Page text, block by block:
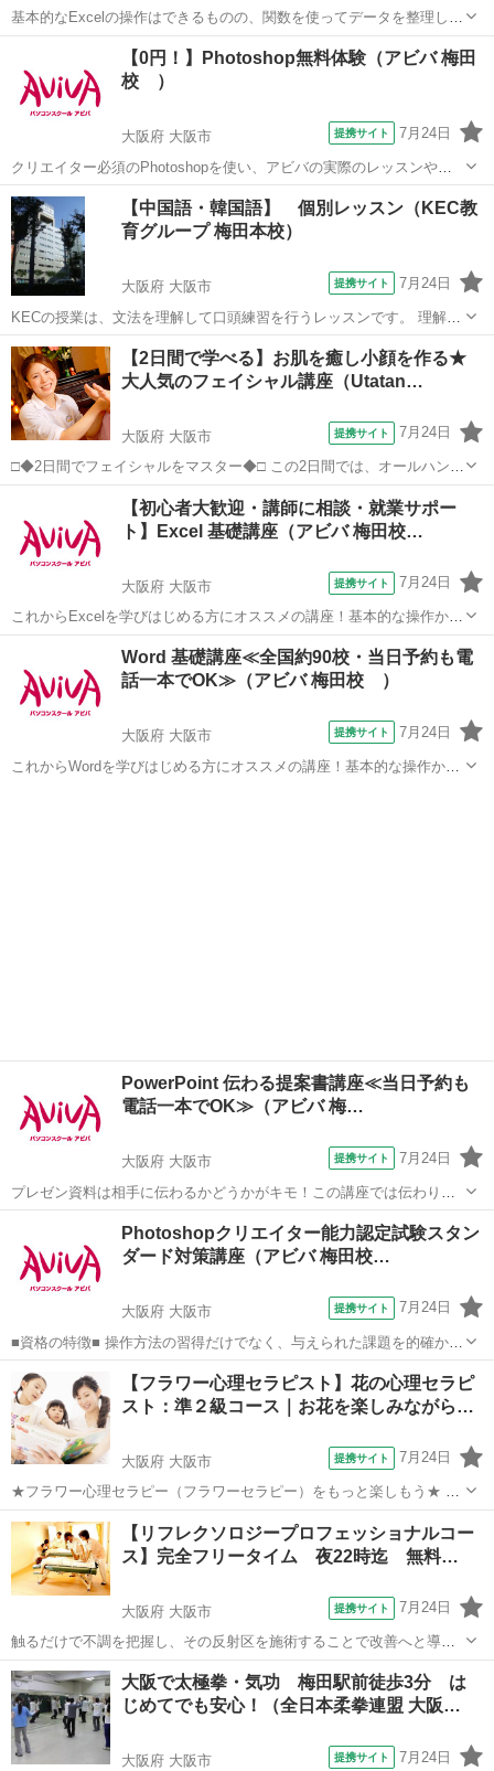
基本的なExcelの操作はできるものの、関数を使ってデータを整理した
り、見栄えや使いやすさなどの編集方法を学びたい方にオススメの講
数、文字列操作関数、日付/...
エクセル
【0円！】Photoshop無料体験（アビバ 梅田
校 ）
大阪府 大阪市 提携サイト 7月24日
クリエイター必須のPhotoshopを使い、アビバの実際のレッスンや教
室の雰囲気を無料で体験♪ 暗めの失敗写真に補正をかけて元通りにし
たり、複数写真を組み合わせ合成写真を作る体験など、あなたに合っ
たメニューで体験していただけます！
大阪 大阪市 その他
【中国語・韓国語】 個別レッスン（KEC教
育グループ 梅田本校）
大阪府 大阪市 提携サイト 7月24日
KECの授業は、文法を理解して口頭練習を行うレッスンです。 理解し
た内容を使って何度も何度も発話。 文法や発音に自信のない人も文法
理解と発話練習で会話力を確実に養成することができます。
大阪 大阪市 中国語
【2日間で学べる】お肌を癒し小顔を作る★
大人気のフェイシャル講座（Utatan…
大阪府 大阪市 提携サイト 7月24日
□◆2日間でフェイシャルをマスター◆□ この2日間では、オールハンド
の手技を習得していただくことができます。 クレンジング〜インナー
マッスルの施術まで！リンパを流れに沿って、流すとともに血行も促
進してゆきますので、むくみが...
アロマ
【初心者大歓迎・講師に相談・就業サポー
ト】Excel 基礎講座（アビバ 梅田校…
大阪府 大阪市 提携サイト 7月24日
これからExcelを学びはじめる方にオススメの講座！基本的な操作から
関数やグラフ作成など、表計算ソフトであるExcelの醍醐味を学ぶ事が
できる講座です。 ■学習内容■ 基本操作・印刷・ページ設定・書式設
定・効率の良いデー...
エクセル
Word 基礎講座≪全国約90校・当日予約も電
話一本でOK≫（アビバ 梅田校 ）
大阪府 大阪市 提携サイト 7月24日
これからWordを学びはじめる方にオススメの講座！基本的な操作から
PowerPoint 伝わる提案書講座≪当日予約も
電話一本でOK≫（アビバ 梅…
大阪府 大阪市 提携サイト 7月24日
プレゼン資料は相手に伝わるかどうかがキモ！この講座では伝わりや
すくするノウハウをケーススタディーを用いて学習します。 ■学習内
方を学習する講座です。実際のビ...
Photoshopクリエイター能力認定試験スタン
ダード対策講座（アビバ 梅田校…
大阪府 大阪市 提携サイト 7月24日
■資格の特徴■ 操作方法の習得だけでなく、与えられた課題を的確かつ
スムーズに行う力が試されることが特長です。実践的なスキルを身に
つけることができるため、多くの方が受験されています。 ■講座の特
徴■ Photoshopクリエ...
大阪 大阪市 Webデザイナー
【フラワー心理セラピスト】花の心理セラピ
スト：準２級コース｜お花を楽しみながら…
大阪府 大阪市 提携サイト 7月24日
★フラワー心理セラピー（フラワーセラピー）をもっと楽しもう★ ・
お花を楽しみながら、少し深く心理学を学びたい方に
大阪 大阪市 その他
【リフレクソロジープロフェッショナルコー
ス】完全フリータイム 夜22時迄 無料…
大阪府 大阪市 提携サイト 7月24日
触るだけで不調を把握し、その反射区を施術することで改善へと導く
『足と脚のスペシャリスト』に！癒しの業界でも根強い人気のリフレ
クソロジー！就職や独立はもちろん！自己メンテナンスにも人気のコ
ースです！ 実技、講義ともに初心者には...
大阪 大阪市 リフレクソロジー
大阪で太極拳・気功 梅田駅前徒歩3分 は
じめてでも安心！（全日本柔拳連盟 大阪…
大阪府 大阪市 提携サイト 7月24日